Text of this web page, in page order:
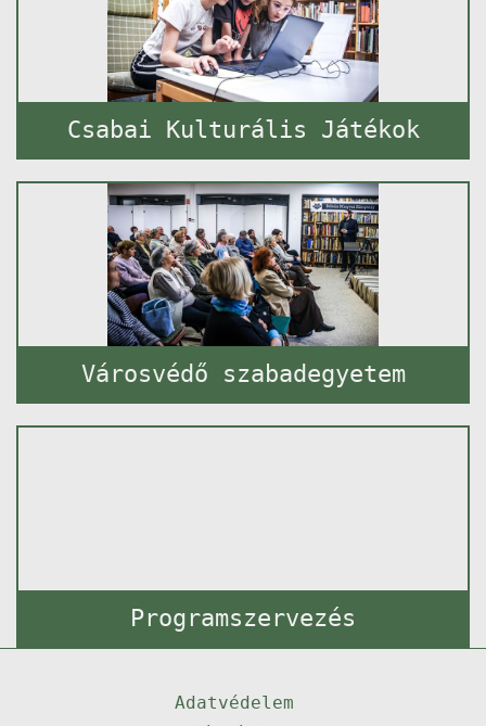
Csabai Kulturális Játékok
Városvédő szabadegyetem
Programszervezés
Adatvédelem